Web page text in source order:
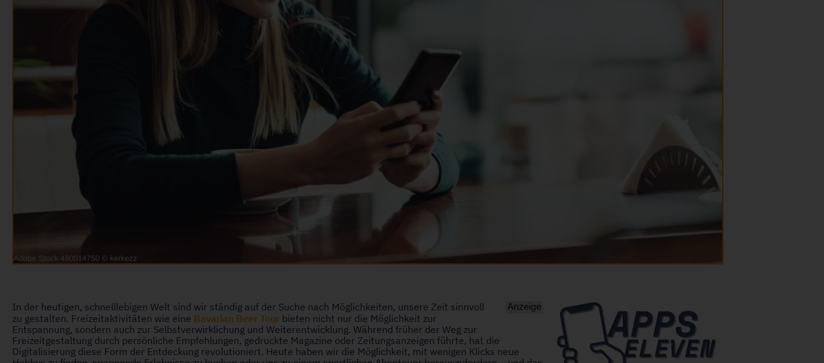
In der heutigen, schnelllebigen Welt sind wir ständig auf der Suche nach Möglichkeiten, unsere Zeit sinnvoll
zu gestalten. Freizeitaktivitäten wie eine Bavarian Beer Tour bieten nicht nur die Möglichkeit zur
Entspannung, sondern auch zur Selbstverwirklichung und Weiterentwicklung. Während früher der Weg zur
Freizeitgestaltung durch persönliche Empfehlungen, gedruckte Magazine oder Zeitungsanzeigen führte, hat die
Digitalisierung diese Form der Entdeckung revolutioniert. Heute haben wir die Möglichkeit, mit wenigen Klicks neue